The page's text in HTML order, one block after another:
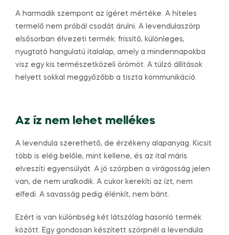
A harmadik szempont az ígéret mértéke. A hiteles
termelő nem próbál csodát árulni. A levendulaszörp
elsősorban élvezeti termék: frissítő, különleges,
nyugtató hangulatú italalap, amely a mindennapokba
visz egy kis természetközeli örömöt. A túlzó állítások
helyett sokkal meggyőzőbb a tiszta kommunikáció.
Az íz nem lehet mellékes
A levendula szerethető, de érzékeny alapanyag. Kicsit
több is elég belőle, mint kellene, és az ital máris
elveszíti egyensúlyát. A jó szörpben a virágosság jelen
van, de nem uralkodik. A cukor kerekíti az ízt, nem
elfedi. A savasság pedig élénkít, nem bánt.
Ezért is van különbség két látszólag hasonló termék
között. Egy gondosan készített szörpnél a levendula